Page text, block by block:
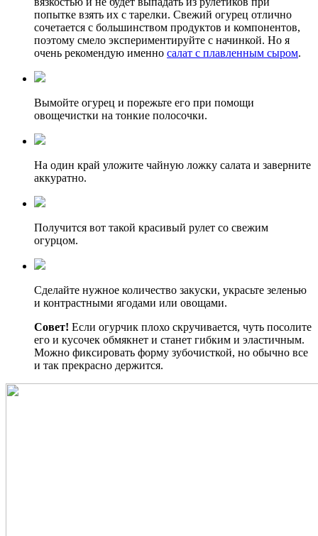
попытке взять их с тарелки. Свежий огурец отлично
сочетается с большинством продуктов и компонентов,
поэтому смело экспериментируйте с начинкой. Но я
очень рекомендую именно салат с плавленным сыром.
Вымойте огурец и порежьте его при помощи
овощечистки на тонкие полосочки.
На один край уложите чайную ложку салата и заверните
аккуратно.
Получится вот такой красивый рулет со свежим
огурцом.
Сделайте нужное количество закуски, украсьте зеленью
и контрастными ягодами или овощами.
Совет! Если огурчик плохо скручивается, чуть посолите
его и кусочек обмякнет и станет гибким и эластичным.
Можно фиксировать форму зубочисткой, но обычно все
и так прекрасно держится.